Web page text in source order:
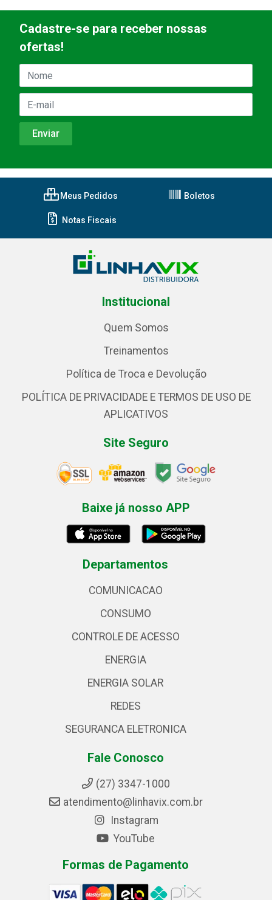
Cadastre-se para receber nossas
ofertas!
Meus Pedidos Boletos
Notas Fiscais
Institucional
Quem Somos
Treinamentos
Política de Troca e Devolução
POLÍTICA DE PRIVACIDADE E TERMOS DE USO DE
APLICATIVOS
Site Seguro
Baixe já nosso APP
Departamentos
COMUNICACAO
CONSUMO
CONTROLE DE ACESSO
ENERGIA
ENERGIA SOLAR
REDES
SEGURANCA ELETRONICA
Fale Conosco
(27) 3347-1000
atendimento@linhavix.com.br
Instagram
YouTube
Formas de Pagamento